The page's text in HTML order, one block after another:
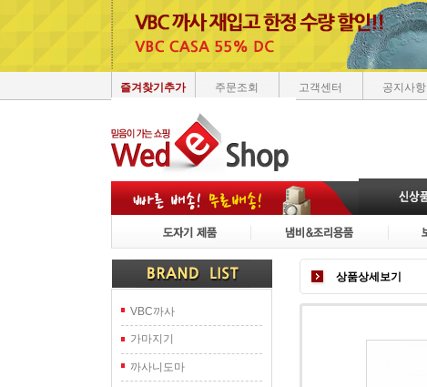
즐겨찾기추가 주문조회 고객센터 공지사항
VBC까사
가마지기
까사니도마
상품상세보기